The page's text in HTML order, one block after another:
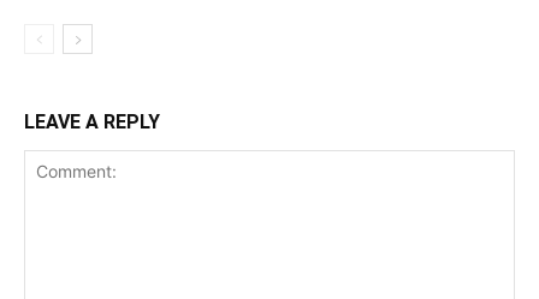
LEAVE A REPLY